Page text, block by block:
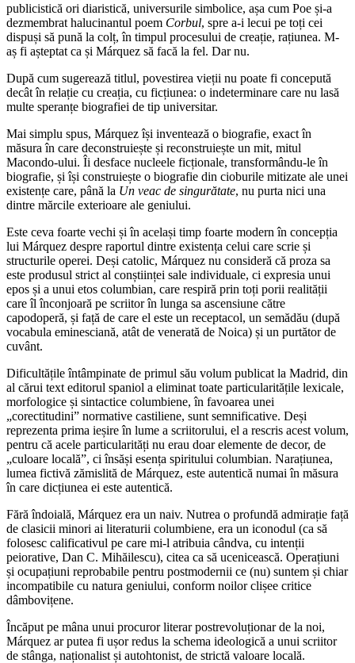
publicistică ori diaristică, universurile simbolice, așa cum Poe și-a
dezmembrat halucinantul poem Corbul, spre a-i lecui pe toți cei
dispuși să pună la colț, în timpul procesului de creație, rațiunea. M-
aș fi așteptat ca și Márquez să facă la fel. Dar nu.
După cum sugerează titlul, povestirea vieții nu poate fi concepută
decât în relație cu creația, cu ficțiunea: o indeterminare care nu lasă
multe speranțe biografiei de tip universitar.
Mai simplu spus, Márquez își inventează o biografie, exact în
măsura în care deconstruiește și reconstruiește un mit, mitul
Macondo-ului. Îi desface nucleele ficționale, transformându-le în
biografie, și își construiește o biografie din cioburile mitizate ale unei
existențe care, până la Un veac de singurătate, nu purta nici una
dintre mărcile exterioare ale geniului.
Este ceva foarte vechi și în același timp foarte modern în concepția
lui Márquez despre raportul dintre existența celui care scrie și
structurile operei. Deși catolic, Márquez nu consideră că proza sa
este produsul strict al conștiinței sale individuale, ci expresia unui
epos și a unui etos columbian, care respiră prin toți porii realității
care îl înconjoară pe scriitor în lunga sa ascensiune către
capodoperă, și față de care el este un receptacol, un semădău (după
vocabula eminesciană, atât de venerată de Noica) și un purtător de
cuvânt.
Dificultățile întâmpinate de primul său volum publicat la Madrid, din
al cărui text editorul spaniol a eliminat toate particularitățile lexicale,
morfologice și sintactice columbiene, în favoarea unei
„corectitudini” normative castiliene, sunt semnificative. Deși
reprezenta prima ieșire în lume a scriitorului, el a rescris acest volum,
pentru că acele particularități nu erau doar elemente de decor, de
„culoare locală”, ci însăși esența spiritului columbian. Narațiunea,
lumea fictivă zămislită de Márquez, este autentică numai în măsura
în care dicțiunea ei este autentică.
Fără îndoială, Márquez era un naiv. Nutrea o profundă admirație față
de clasicii minori ai literaturii columbiene, era un iconodul (ca să
folosesc calificativul pe care mi-l atribuia cândva, cu intenții
peiorative, Dan C. Mihăilescu), citea ca să ucenicească. Operațiuni
și ocupațiuni reprobabile pentru postmodernii ce (nu) suntem și chiar
incompatibile cu natura geniului, conform noilor clișee critice
dâmbovițene.
Încăput pe mâna unui procuror literar postrevoluționar de la noi,
Márquez ar putea fi ușor redus la schema ideologică a unui scriitor
de stânga, naționalist și autohtonist, de strictă valoare locală.